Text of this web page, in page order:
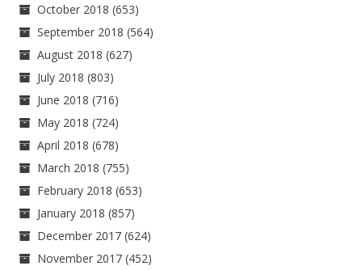
October 2018 (653)
September 2018 (564)
August 2018 (627)
July 2018 (803)
June 2018 (716)
May 2018 (724)
April 2018 (678)
March 2018 (755)
February 2018 (653)
January 2018 (857)
December 2017 (624)
November 2017 (452)